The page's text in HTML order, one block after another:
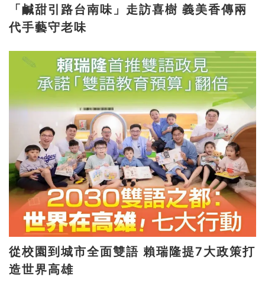
「鹹甜引路台南味」走訪喜樹 義美香傳兩
代手藝守老味
從校園到城市全面雙語 賴瑞隆提7大政策打
造世界高雄